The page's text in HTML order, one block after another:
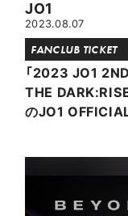
JO1
2023.08.07
FANCLUB TICKET
「2023 JO1
THE
のJO1